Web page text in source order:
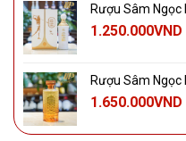
Rượu Sâm Ngọc
1.250.000VND
Rượu Sâm Ngọc
1.650.000VND